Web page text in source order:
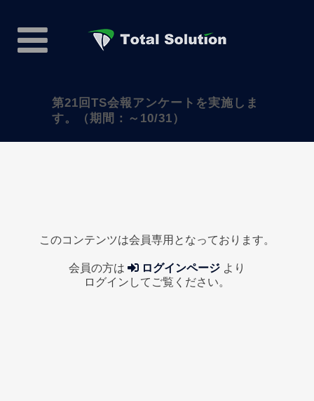
第21回TS会報アンケートを実施しま
す。（期間：～10/31）
このコンテンツは会員専用となっております。
会員の方は ログインページ より
ログインしてご覧ください。